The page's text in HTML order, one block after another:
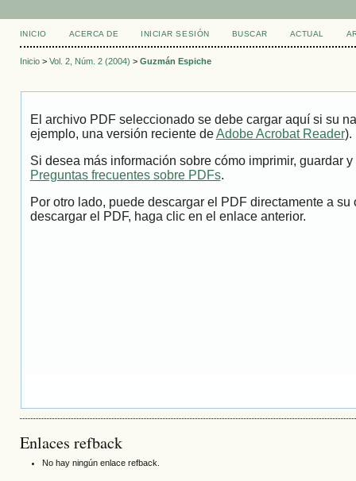
INICIO ACERCA DE INICIAR SESIÓN BUSCAR ACTUAL
Inicio> Vol. 2, Núm. 2 (2004) > Guzmán Espiche
El archivo PDF seleccionado se debe cargar aquí si su
ejemplo, una versión reciente deAdobe Acrobat Reader).
Si desea más información sobre cómo imprimir, guardar
Preguntas frecuentes sobre PDFs.
Por otro lado, puede descargar el PDF directamente a
descargar el PDF, haga clic en el enlace anterior.
Enlaces refback
No hay ningún enlace refback.